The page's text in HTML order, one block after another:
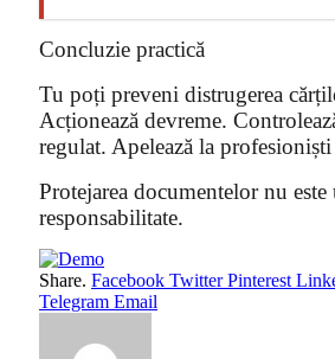
Concluzie practică
Tu poți preveni distrugerea
Acționează devreme.
regulat. Apelează la
Protejarea documentelor nu
responsabilitate.
Share. Facebook Twitter Pinterest
Telegram Email